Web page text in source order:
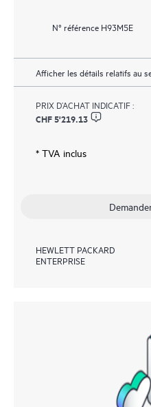
N° référence H93M5E
Afficher les détails relatifs au
PRIX D’ACHAT INDICATIF :
CHF 5'219.13
* TVA inclus
HEWLETT PACKARD
ENTERPRISE